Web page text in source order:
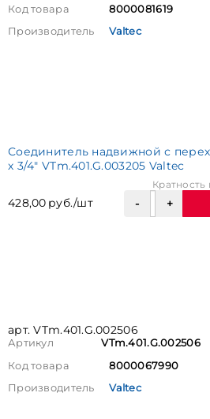
Код товара
8000081619
Производитель
Valtec
Соединитель надвижной с
х 3/4" VTm.401.G.003205 Valtec
428,00 руб./шт
Кратность
арт. VTm.401.G.002506
Артикул
VTm.401.G.002506
Код товара
8000067990
Производитель
Valtec